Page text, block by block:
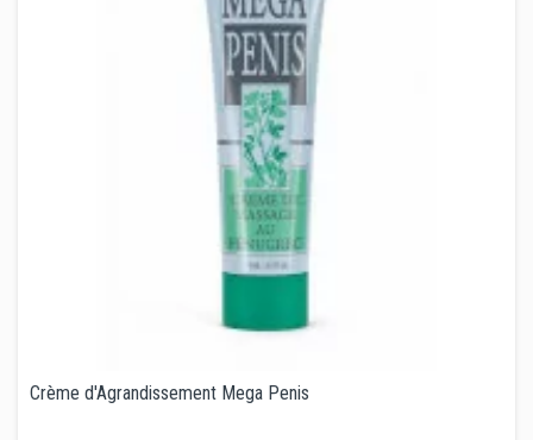
Crème d'Agrandissement Mega Penis